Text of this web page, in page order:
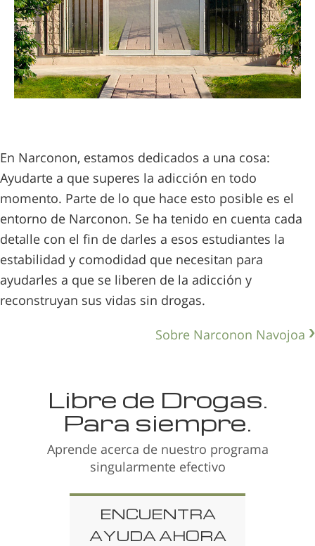
En Narconon, estamos dedicados a una cosa:
Ayudarte a que superes la adicción en todo
momento. Parte de lo que hace esto posible es el
entorno de Narconon. Se ha tenido en cuenta cada
detalle con el fin de darles a esos estudiantes la
estabilidad y comodidad que necesitan para
ayudarles a que se liberen de la adicción y
reconstruyan sus vidas sin drogas.
Sobre Narconon Navojoa
Libre de Drogas.
Para siempre.
Aprende acerca de nuestro programa
singularmente efectivo
ENCUENTRA
AYUDA AHORA